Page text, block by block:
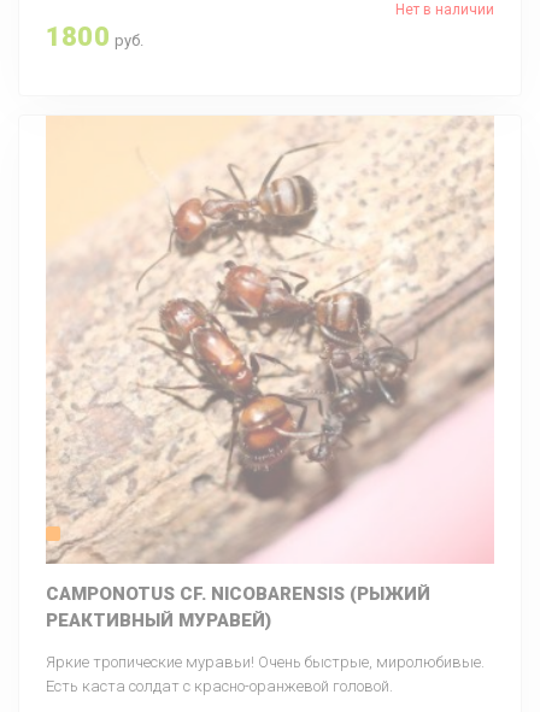
1800 руб.
Нет в наличии
CAMPONOTUS CF. NICOBARENSIS (РЫЖИЙ
РЕАКТИВНЫЙ МУРАВЕЙ)
Яркие тропические муравьи! Очень быстрые, миролюбивые.
Есть каста солдат с красно-оранжевой головой.